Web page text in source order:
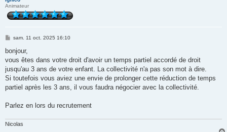
Animateur
M
s
a
g
sam. 11 oct. 2025 16:10
bonjour,
vous êtes dans votre droit d'avoir un temps partiel accordé de droit
jusqu'au 3 ans de votre enfant. La collectivité n'a pas son mot à dire.
Si toutefois vous aviez une envie de prolonger cette réduction de temps
partiel après les 3 ans, il vous faudra négocier avec la collectivité.
Parlez en lors du recrutement
Nicolas